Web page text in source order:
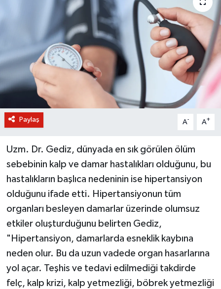
Paylaş A- A+
Uzm. Dr. Gediz, dünyada en sık görülen ölüm
sebebinin kalp ve damar hastalıkları olduğunu, bu
hastalıkların başlıca nedeninin ise hipertansiyon
olduğunu ifade etti. Hipertansiyonun tüm
organları besleyen damarlar üzerinde olumsuz
etkiler oluşturduğunu belirten Gediz,
"Hipertansiyon, damarlarda esneklik kaybına
neden olur. Bu da uzun vadede organ hasarlarına
yol açar. Teşhis ve tedavi edilmediği takdirde
felç, kalp krizi, kalp yetmezliği, böbrek yetmezliği